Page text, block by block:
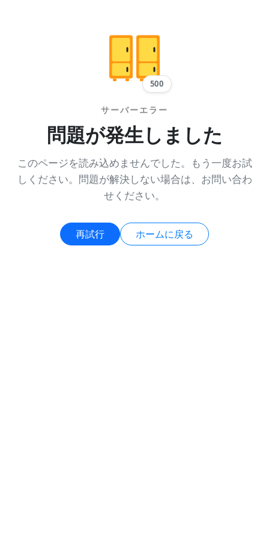
500
サーバーエラー
問題が発生しました
このページを読み込めませんでした。もう一度お試
しください。問題が解決しない場合は、お問い合わ
せください。
再試行 ホームに戻る